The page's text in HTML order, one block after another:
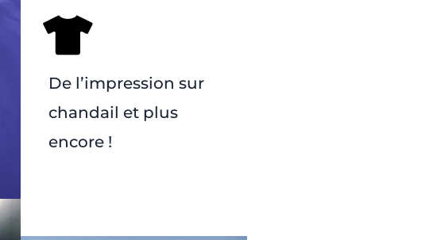
De l’impression sur
chandail et plus
encore !